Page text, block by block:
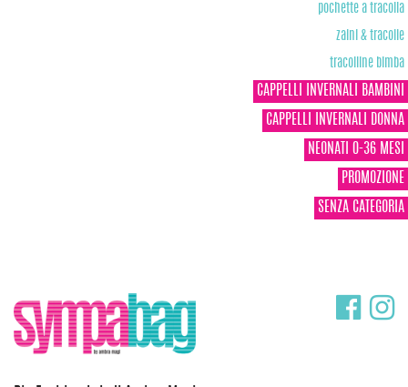
pochette a tracolla
zaini & tracolle
tracolline bimba
CAPPELLI INVERNALI BAMBINI
CAPPELLI INVERNALI DONNA
NEONATI 0-36 MESI
PROMOZIONE
SENZA CATEGORIA